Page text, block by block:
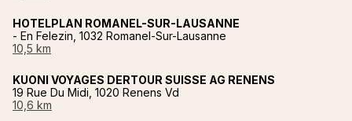
HOTELPLAN ROMANEL-SUR-LAUSANNE
- En Felezin, 1032 Romanel-Sur-Lausanne
10,5 km
KUONI VOYAGES DERTOUR SUISSE AG RENENS
19 Rue Du Midi, 1020 Renens Vd
10,6 km